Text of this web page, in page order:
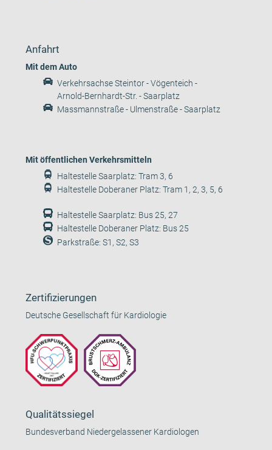
Anfahrt
Mit dem Auto
Verkehrsachse Steintor - Vögenteich -
Arnold-Bernhardt-Str. - Saarplatz
Massmannstraße - Ulmenstraße - Saarplatz
Mit öffentlichen Verkehrsmitteln
Haltestelle Saarplatz: Tram 3, 6
Haltestelle Doberaner Platz: Tram 1, 2, 3, 5, 6
Haltestelle Saarplatz: Bus 25, 27
Haltestelle Doberaner Platz: Bus 25
Parkstraße: S1, S2, S3
Zertifizierungen
Deutsche Gesellschaft für Kardiologie
Qualitätssiegel
Bundesverband Niedergelassener Kardiologen